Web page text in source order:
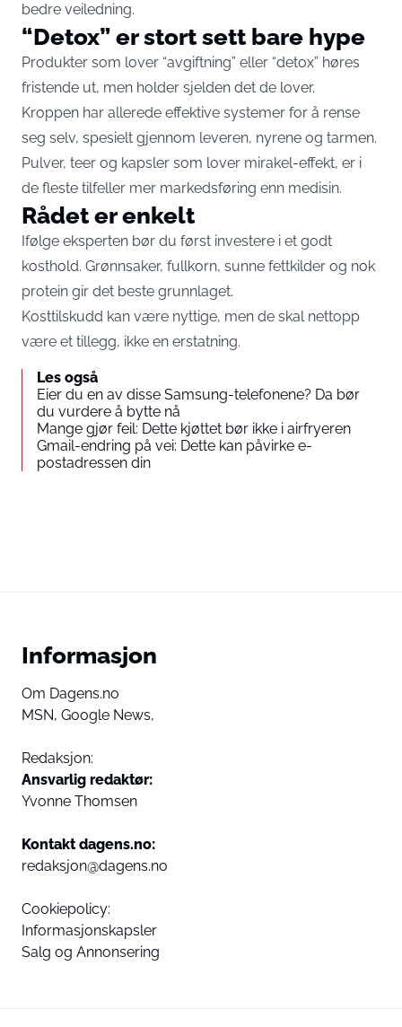
bedre veiledning.
“Detox” er stort sett bare hype
Produkter som lover “avgiftning” eller “detox” høres
fristende ut, men holder sjelden det de lover.
Kroppen har allerede effektive systemer for å rense
seg selv, spesielt gjennom leveren, nyrene og tarmen.
Pulver, teer og kapsler som lover mirakel-effekt, er i
de fleste tilfeller mer markedsføring enn medisin.
Rådet er enkelt
Ifølge eksperten bør du først investere i et godt
kosthold. Grønnsaker, fullkorn, sunne fettkilder og nok
protein gir det beste grunnlaget.
Kosttilskudd kan være nyttige, men de skal nettopp
være et tillegg, ikke en erstatning.
Les også
Eier du en av disse Samsung-telefonene? Da bør
du vurdere å bytte nå
Mange gjør feil: Dette kjøttet bør ikke i airfryeren
Gmail-endring på vei: Dette kan påvirke e-
postadressen din
Informasjon
Om Dagens.no
MSN, Google News,
Redaksjon:
Ansvarlig redaktør:
Yvonne Thomsen
Kontakt dagens.no:
redaksjon@dagens.no
Cookiepolicy:
Informasjonskapsler
Salg og Annonsering